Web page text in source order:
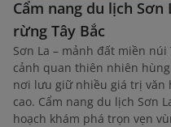
Cẩm nang du lịch Sơn
rừng Tây Bắc
Sơn La – mảnh đất miền
cảnh quan thiên nhiên
nơi lưu giữ nhiều giá trị văn
cao. Cẩm nang du lịch Sơn
hoạch khám phá trọn vẹn